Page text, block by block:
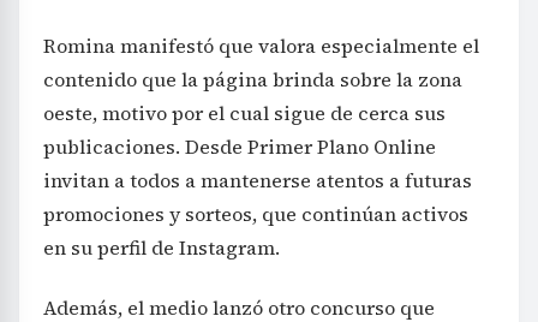
Romina manifestó que valora especialmente el
contenido que la página brinda sobre la zona
oeste, motivo por el cual sigue de cerca sus
publicaciones. Desde Primer Plano Online
invitan a todos a mantenerse atentos a futuras
promociones y sorteos, que continúan activos
en su perfil de Instagram.
Además, el medio lanzó otro concurso que